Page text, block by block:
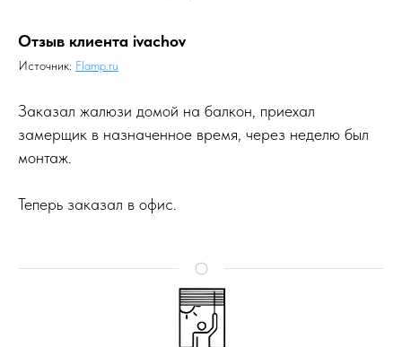
Отзыв клиента ivachov
Источник: Flamp.ru
Заказал жалюзи домой на балкон, приехал
замерщик в назначенное время, через неделю был
монтаж.
Теперь заказал в офис.